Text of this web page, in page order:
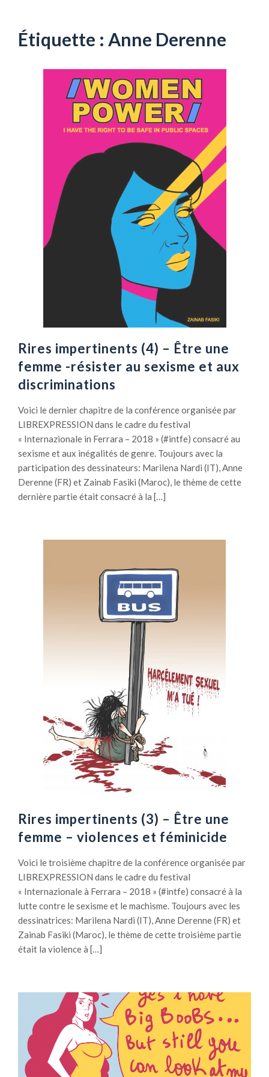
contenu
Étiquette : Anne Derenne
Rires impertinents (4) – Être une
femme -résister au sexisme et aux
discriminations
Voici le dernier chapitre de la conférence organisée par
LIBREXPRESSION dans le cadre du festival
« Internazionale in Ferrara – 2018 » (#intfe) consacré au
sexisme et aux inégalités de genre. Toujours avec la
participation des dessinateurs: Marilena Nardi (IT), Anne
Derenne (FR) et Zainab Fasiki (Maroc), le thème de cette
dernière partie était consacré à la […]
Rires impertinents (3) – Être une
femme – violences et féminicide
Voici le troisième chapitre de la conférence organisée par
LIBREXPRESSION dans le cadre du festival
« Internazionale à Ferrara – 2018 » (#intfe) consacré à la
lutte contre le sexisme et le machisme. Toujours avec les
dessinatrices: Marilena Nardi (IT), Anne Derenne (FR) et
Zainab Fasiki (Maroc), le thème de cette troisième partie
était la violence à […]